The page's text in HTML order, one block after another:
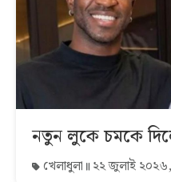
নতুন লুকে চমকে
খেলাধুলা ২২ জুলাই